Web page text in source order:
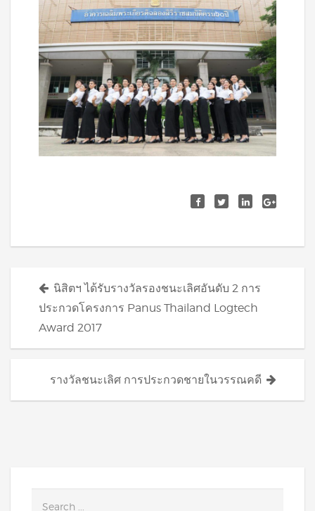
Posts
navigation
นิสิตฯ ได้รับรางวัลรองชนะเลิศอันดับ 2 การ
ประกวดโครงการ Panus Thailand Logtech
Award 2017
รางวัลชนะเลิศ การประกวดชายในวรรณคดี